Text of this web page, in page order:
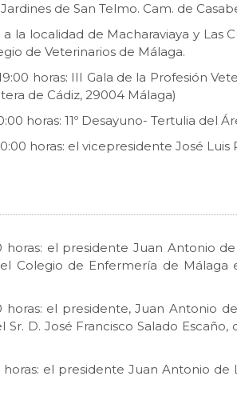
de San Telmo. Cam. de
la localidad de Macharaviaya y
de Veterinarios de Málaga.
horas: III Gala de la Profesión
de Cádiz, 29004 Málaga)
horas: 11º Desayuno- Tertulia del
horas: el vicepresidente José
horas: el presidente Juan Antonio
Colegio de Enfermería de
horas: el presidente, Juan
Sr. D. José Francisco Salado
horas: el presidente Juan Antonio